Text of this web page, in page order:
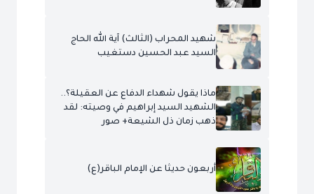
شهيد المحراب (الثالث) آية الله الحاج
السيد عبد الحسين دستغيب
ماذا يقول شهداء الدفاع عن العقيلة؟..
الشهيد السيد إبراهيم في وصيته: لقد
ذهب زمان ذل الشيعة+ صور
أربعون حديثا عن الإمام الباقر(ع)